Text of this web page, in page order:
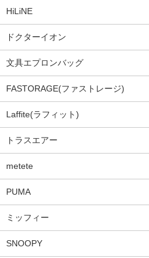
HiLiNE
ドクターイオン
文具エプロンバッグ
FASTORAGE(ファストレージ)
Laffite(ラフィット)
トラスエアー
metete
PUMA
ミッフィー
SNOOPY